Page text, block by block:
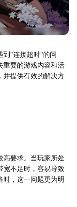
到"连接超时"的问
重要的游戏内容和活
并提供有效的解决方
高要求。当玩家所处
宽不足时，容易导致
时，这一问题更为明